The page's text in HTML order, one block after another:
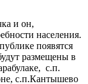
и он,
населения.
появятся
размещены в
с.п.
с.п.Кантышево